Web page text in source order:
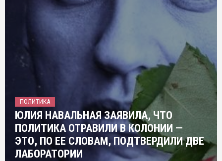
ПОЛИТИКА
ЮЛИЯ НАВАЛЬНАЯ ЗАЯВИЛА, ЧТО
ПОЛИТИКА ОТРАВИЛИ В КОЛОНИИ —
ЭТО, ПО ЕЕ СЛОВАМ, ПОДТВЕРДИЛИ ДВЕ
ЛАБОРАТОРИИ